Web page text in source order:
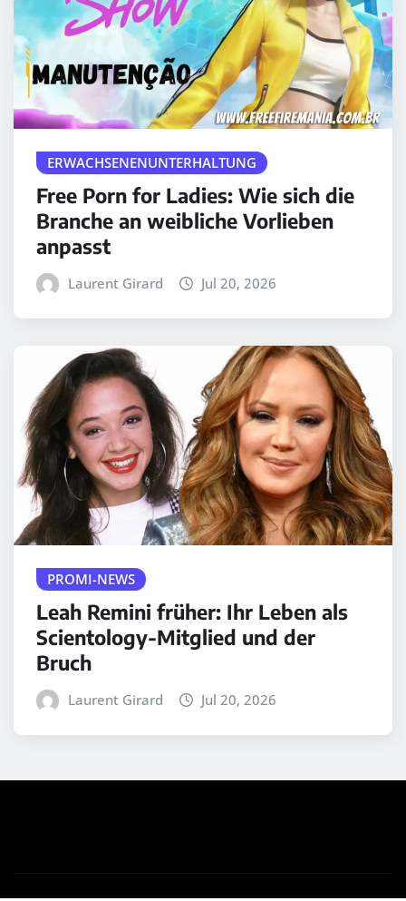
ERWACHSENENUNTERHALTUNG
Free Porn for Ladies: Wie sich die
Branche an weibliche Vorlieben
anpasst
Laurent Girard Jul 20, 2026
PROMI-NEWS
Leah Remini früher: Ihr Leben als
Scientology-Mitglied und der
Bruch
Laurent Girard Jul 20, 2026